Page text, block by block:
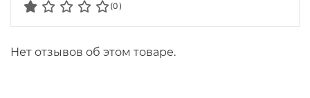
(0)
Нет отзывов об этом товаре.